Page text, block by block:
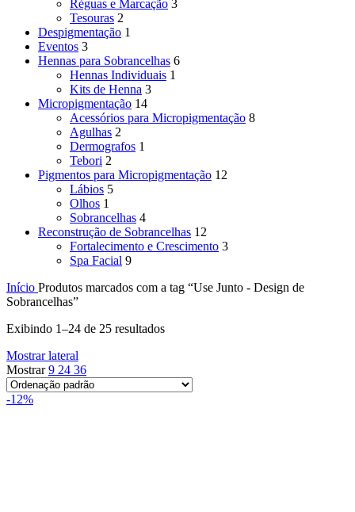
Réguas e Marcação 3
Tesouras 2
Despigmentação 1
Eventos 3
Hennas para Sobrancelhas 6
Hennas Individuais 1
Kits de Henna 3
Micropigmentação 14
Acessórios para Micropigmentação 8
Agulhas 2
Dermografos 1
Tebori 2
Pigmentos para Micropigmentação 12
Lábios 5
Olhos 1
Sobrancelhas 4
Reconstrução de Sobrancelhas 12
Fortalecimento e Crescimento 3
Spa Facial 9
Início Produtos marcados com a tag “Use Junto - Design de
Sobrancelhas”
Exibindo 1–24 de 25 resultados
Mostrar lateral
Mostrar9 24 36
-12%